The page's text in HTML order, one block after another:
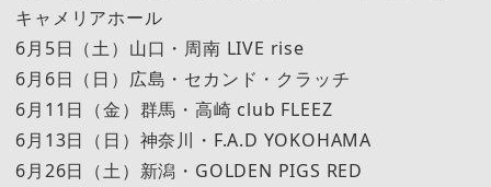
キャメリアホール
6月5日（土）山口・周南 LIVE rise
6月6日（日）広島・セカンド・クラッチ
6月11日（金）群馬・高崎 club FLEEZ
6月13日（日）神奈川・F.A.D YOKOHAMA
6月26日（土）新潟・GOLDEN PIGS RED